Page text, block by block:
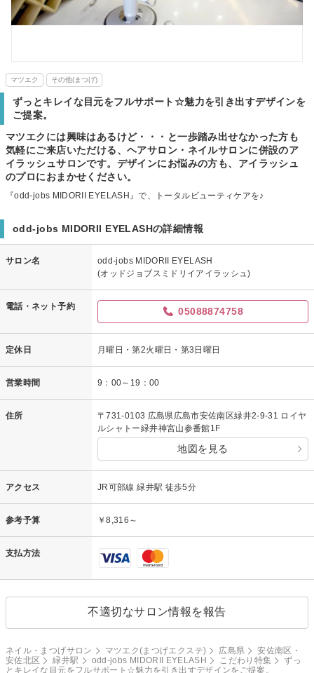
マツエク その他(まつげ)
ずっとキレイな目元をフルサポート☆魅力を引き出すデザインを
ご提案。
マツエクには興味はあるけど・・・と一歩踏み出せなかった方も
気軽にご来店いただける、ヘアサロン・ネイルサロンに併設のア
イラッシュサロンです。デザインにお悩みの方も、アイラッシュ
のプロにおまかせください。
『odd-jobs MIDORII EYELASH』で、トータルビューティケアを♪
odd-jobs MIDORII EYELASHの詳細情報
サロン名
odd-jobs MIDORII EYELASH
(オッドジョブスミドリイアイラッシュ)
電話・ネット予約 05088874758
定休日 月曜日・第2火曜日・第3日曜日
営業時間 9：00～19：00
住所
〒731-0103 広島県広島市安佐南区緑井2-9-31 ロイヤ
ルシャトー緑井神宮山参番館1F
地図を見る
アクセス JR可部線 緑井駅 徒歩5分
参考予算 ￥8,316～
支払方法
不適切なサロン情報を報告
ネイル・まつげサロン マツエク(まつげエクステ) 広島県
安佐南区・
安佐北区
緑井駅 odd-jobs MIDORII EYELASH こだわり特集
ずっ
とキレイな目元をフルサポート☆魅力を引き出すデザインをご提案。